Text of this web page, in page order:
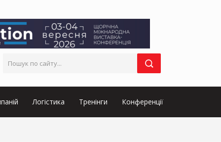
Логістика Тренінги Конференції